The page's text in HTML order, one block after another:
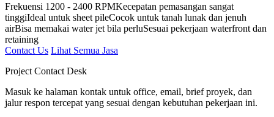
Frekuensi 1200 - 2400 RPMKecepatan pemasangan sangat
tinggiIdeal untuk sheet pileCocok untuk tanah lunak dan jenuh
airBisa memakai water jet bila perluSesuai pekerjaan waterfront dan
retaining
Contact Us Lihat Semua Jasa
Project Contact Desk
Masuk ke halaman kontak untuk office, email, brief proyek, dan
jalur respon tercepat yang sesuai dengan kebutuhan pekerjaan ini.